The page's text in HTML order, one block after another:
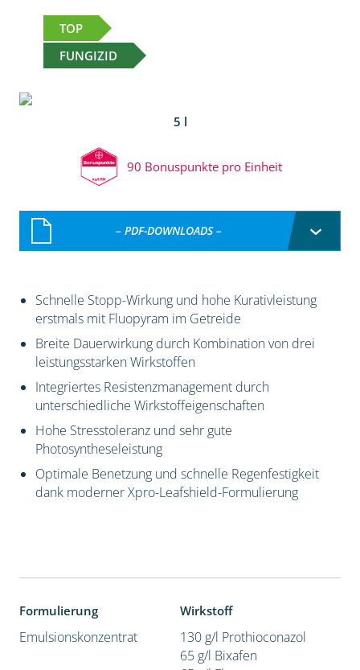
TOP
FUNGIZID
5 l
90 Bonuspunkte pro Einheit
– PDF-DOWNLOADS –
Schnelle Stopp-Wirkung und hohe Kurativleistung
erstmals mit Fluopyram im Getreide
Breite Dauerwirkung durch Kombination von drei
leistungsstarken Wirkstoffen
Integriertes Resistenzmanagement durch
unterschiedliche Wirkstoffeigenschaften
Hohe Stresstoleranz und sehr gute
Photosyntheseleistung
Optimale Benetzung und schnelle Regenfestigkeit
dank moderner Xpro-Leafshield-Formulierung
Formulierung
Emulsionskonzentrat
Wirkstoff
130 g/l Prothioconazol
65 g/l Bixafen